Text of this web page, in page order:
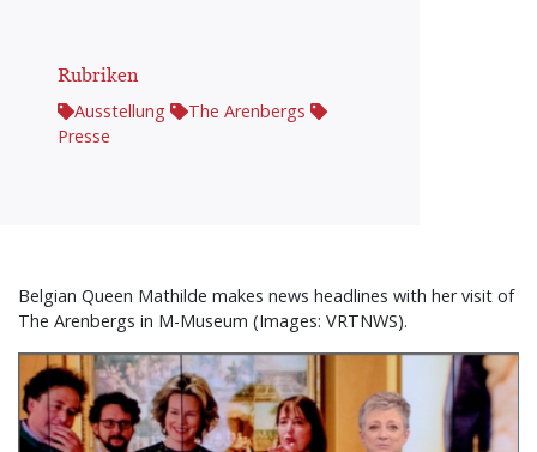
Rubriken
Ausstellung
The Arenbergs
Presse
Belgian Queen Mathilde makes news headlines with her visit of
The Arenbergs in M-Museum (Images: VRTNWS).
Bild